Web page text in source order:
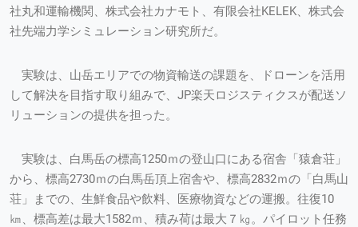
社丸和運輸機関、株式会社カナモト、有限会社KELEK、株式会
社先端力学シミュレーション研究所だ。
実験は、山岳エリアでの物資輸送の課題を、ドローンを活用
して解決を目指す取り組みで、JP楽天ロジスティクスが配送ソ
リューションの提供を担った。
実験は、白馬岳の標高1250ｍの登山口にある宿舎「猿倉荘」
から、標高2730ｍの白馬岳頂上宿舎や、標高2832ｍの「白馬山
荘」までの、生鮮食品や飲料、医療物資などの運搬。往復10
㎞、標高差は最大1582ｍ、積み荷は最大７㎏。パイロット任務